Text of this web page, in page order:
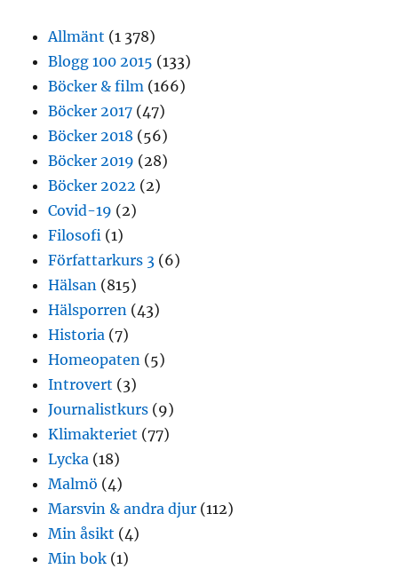
Allmänt (1 378)
Blogg 100 2015 (133)
Böcker & film (166)
Böcker 2017 (47)
Böcker 2018 (56)
Böcker 2019 (28)
Böcker 2022 (2)
Covid-19 (2)
Filosofi (1)
Författarkurs 3 (6)
Hälsan (815)
Hälsporren (43)
Historia (7)
Homeopaten (5)
Introvert (3)
Journalistkurs (9)
Klimakteriet (77)
Lycka (18)
Malmö (4)
Marsvin & andra djur (112)
Min åsikt (4)
Min bok (1)